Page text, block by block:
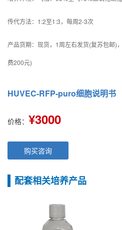
传代方法：1:2至1:3，每周2-3次
产品货期：现货，1周左右发货(复苏包邮)
费200元)
HUVEC-RFP-puro细胞说明书
价格： ¥3000
购买咨询
配套相关培养产品